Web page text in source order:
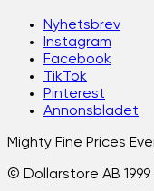
Nyhetsbrev
Instagram
Facebook
TikTok
Pinterest
Annonsbladet
Mighty Fine Prices
© Dollarstore AB 1999